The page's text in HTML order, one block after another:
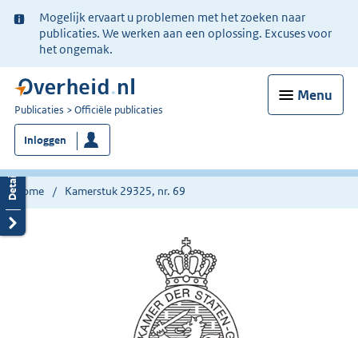
Ter
informatie:
Mogelijk ervaart u problemen met het zoeken naar
publicaties. We werken aan een oplossing. Excuses voor
het ongemak.
Menu
U
bent
nu
hier:
Publicaties Officiële publicaties
Inloggen
Home Kamerstuk 29325, nr. 69